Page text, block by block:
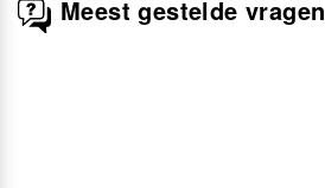
Meest gestelde vragen